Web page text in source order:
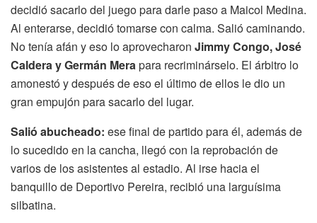
decidió sacarlo del juego para darle paso a Maicol Medina.
Al enterarse, decidió tomarse con calma. Salió caminando.
No tenía afán y eso lo aprovecharon Jimmy Congo, José
Caldera y Germán Mera para recriminárselo. El árbitro lo
amonestó y después de eso el último de ellos le dio un
gran empujón para sacarlo del lugar.
Salió abucheado: ese final de partido para él, además de
lo sucedido en la cancha, llegó con la reprobación de
varios de los asistentes al estadio. Al irse hacia el
banquillo de Deportivo Pereira, recibió una larguísima
silbatina.